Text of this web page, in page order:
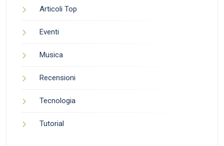
Articoli Top
Eventi
Musica
Recensioni
Tecnologia
Tutorial